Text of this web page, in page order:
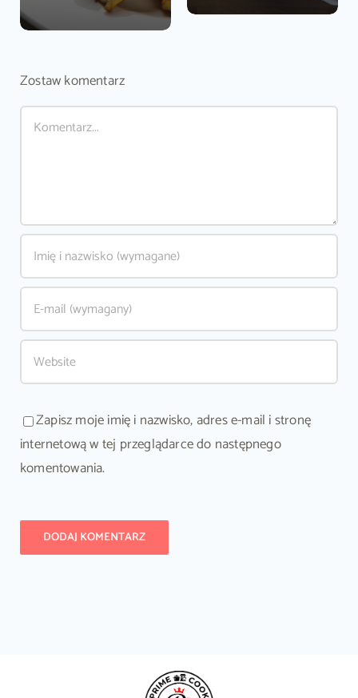
Zostaw komentarz
Comment
Zapisz moje imię i nazwisko, adres e-mail i stronę
internetową w tej przeglądarce do następnego
komentowania.